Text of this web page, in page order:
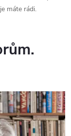
máte rádi.